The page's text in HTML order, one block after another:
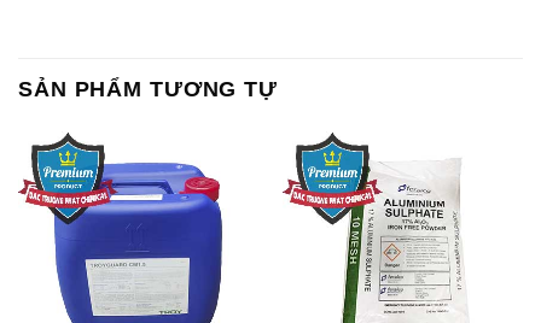
SẢN PHẨM TƯƠNG TỰ